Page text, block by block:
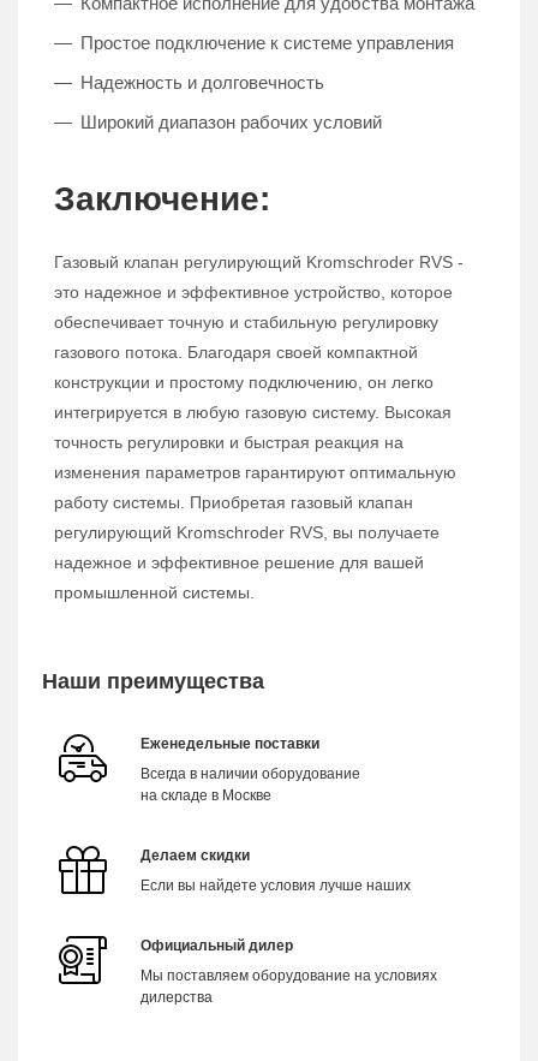
Простое подключение к системе управления
Надежность и долговечность
Широкий диапазон рабочих условий
Заключение:
Газовый клапан регулирующий Kromschroder RVS -
это надежное и эффективное устройство, которое
обеспечивает точную и стабильную регулировку
газового потока. Благодаря своей компактной
конструкции и простому подключению, он легко
интегрируется в любую газовую систему. Высокая
точность регулировки и быстрая реакция на
изменения параметров гарантируют оптимальную
работу системы. Приобретая газовый клапан
регулирующий Kromschroder RVS, вы получаете
надежное и эффективное решение для вашей
промышленной системы.
Наши преимущества
Еженедельные поставки
Всегда в наличии оборудование
на складе в Москве
Делаем скидки
Если вы найдете условия лучше наших
Официальный дилер
Мы поставляем оборудование на условиях
дилерства